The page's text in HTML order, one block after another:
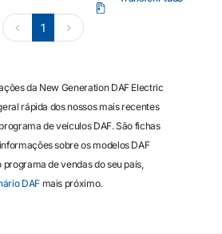
1
da New Generation DAF Electric
rápida dos nossos mais recentes
de veículos DAF. São fichas
sobre os modelos DAF
de vendas do seu país,
DAFmais próximo.